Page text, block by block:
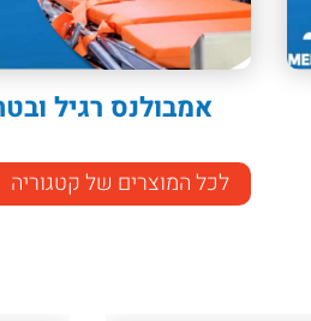
אמבולנס רגיל
לכל המוצרים של קטגוריה